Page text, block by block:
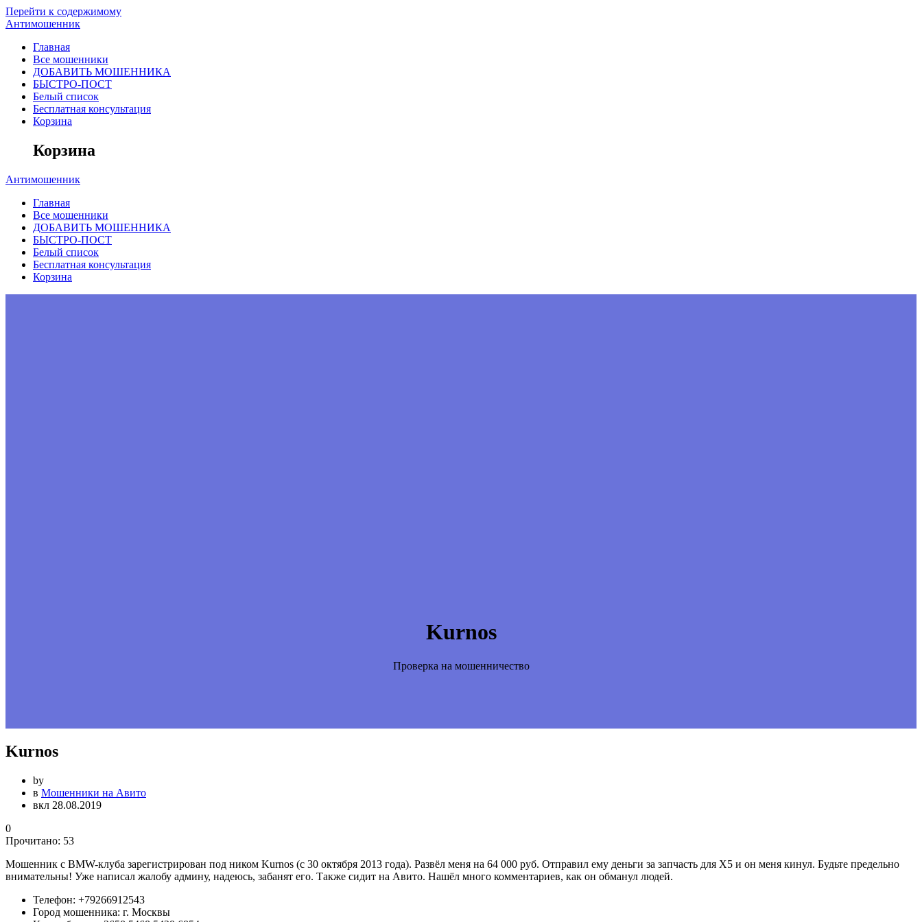
Перейти к содержимому
Антимошенник
Главная
Все мошенники
ДОБАВИТЬ МОШЕННИКА
БЫСТРО-ПОСТ
Белый список
Бесплатная консультация
Корзина
Корзина
Антимошенник
Главная
Все мошенники
ДОБАВИТЬ МОШЕННИКА
БЫСТРО-ПОСТ
Белый список
Бесплатная консультация
Корзина
Kurnos
Проверка на мошенничество
Kurnos
by
в Мошенники на Авито
вкл 28.08.2019
0
Прочитано: 53
Мошенник с BMW-клуба зарегистрирован под ником Kurnos (с 30 октября 2013 года). Развёл меня на 64 000 руб. Отправил ему деньги за запчасть для X5 и он меня кинул. Будьте предельно
внимательны! Уже написал жалобу админу, надеюсь, забанят его. Также сидит на Авито. Нашёл много комментариев, как он обманул людей.
Телефон: +79266912543
Город мошенника: г. Москвы